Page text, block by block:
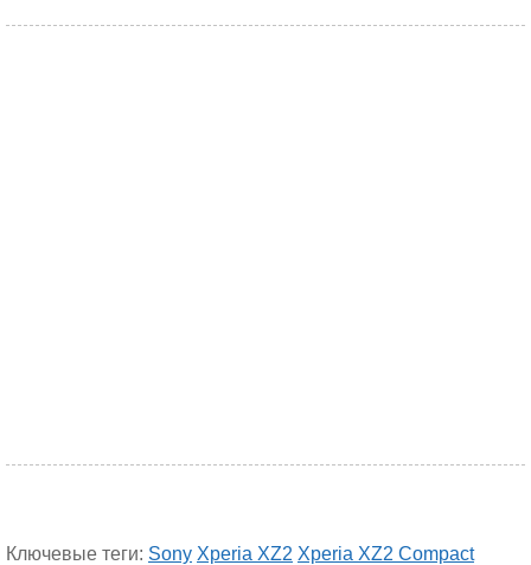
Ключевые теги: Sony Xperia XZ2 Xperia XZ2 Compact